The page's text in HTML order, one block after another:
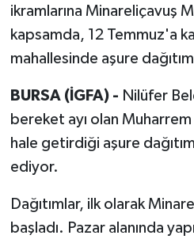
ikramlarına Minareliçavuş
kapsamda, 12 Temmuz'a
mahallesinde aşure
BURSA (İGFA) - Nilüfer
bereket ayı olan
hale getirdiği aşure
ediyor.
Dağıtımlar, ilk olarak
başladı. Pazar alanında